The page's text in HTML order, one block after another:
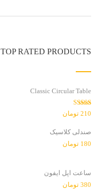
TOP RATED PRODUCTS
Classic Circular Table
امتیاز
از
210 تومان
صندلی کلاسیک
180 تومان
ساعت اپل ایفون
380 تومان